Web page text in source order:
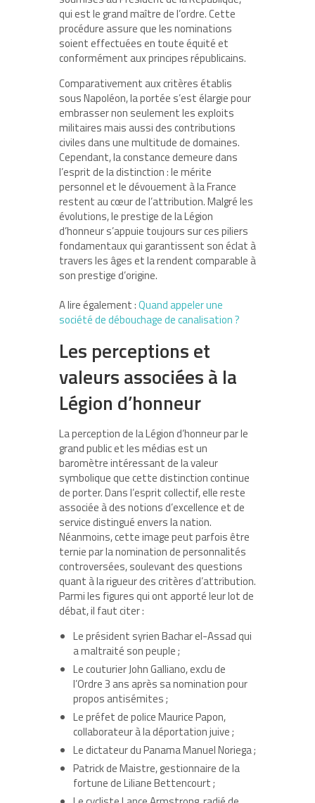
qui est le grand maître de l’ordre. Cette
procédure assure que les nominations
soient effectuées en toute équité et
conformément aux principes républicains.
Comparativement aux critères établis
sous Napoléon, la portée s’est élargie pour
embrasser non seulement les exploits
militaires mais aussi des contributions
civiles dans une multitude de domaines.
Cependant, la constance demeure dans
l’esprit de la distinction : le mérite
personnel et le dévouement à la France
restent au cœur de l’attribution. Malgré les
évolutions, le prestige de la Légion
d’honneur s’appuie toujours sur ces piliers
fondamentaux qui garantissent son éclat à
travers les âges et la rendent comparable à
son prestige d’origine.
A lire également :Quand appeler une
société de débouchage de canalisation ?
Les perceptions et
valeurs associées à la
Légion d’honneur
La perception de la Légion d’honneur par le
grand public et les médias est un
baromètre intéressant de la valeur
symbolique que cette distinction continue
de porter. Dans l’esprit collectif, elle reste
associée à des notions d’excellence et de
service distingué envers la nation.
Néanmoins, cette image peut parfois être
ternie par la nomination de personnalités
controversées, soulevant des questions
quant à la rigueur des critères d’attribution.
Parmi les figures qui ont apporté leur lot de
débat, il faut citer :
Le président syrien Bachar el-Assad qui
a maltraité son peuple ;
Le couturier John Galliano, exclu de
l’Ordre 3 ans après sa nomination pour
propos antisémites ;
Le préfet de police Maurice Papon,
collaborateur à la déportation juive ;
Le dictateur du Panama Manuel Noriega ;
Patrick de Maistre, gestionnaire de la
fortune de Liliane Bettencourt ;